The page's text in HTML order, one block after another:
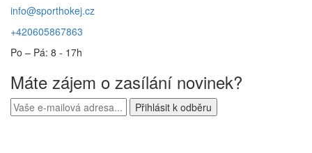
info@sporthokej.cz
+420605867863
Po – Pá: 8 - 17h
Máte zájem o zasílání novinek?